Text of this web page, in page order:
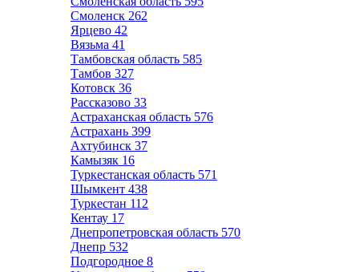
Смоленск 262
Ярцево 42
Вязьма 41
Тамбовская область 585
Тамбов 327
Котовск 36
Рассказово 33
Астраханская область 576
Астрахань 399
Ахтубинск 37
Камызяк 16
Туркестанская область 571
Шымкент 438
Туркестан 112
Кентау 17
Днепропетровская область 570
Днепр 532
Подгородное 8